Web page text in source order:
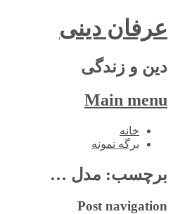
عرفان دینی
دین و زندگی
Main menu
Skip
خانه
برگه نمونه
برچسب: مدل …
Post navigation